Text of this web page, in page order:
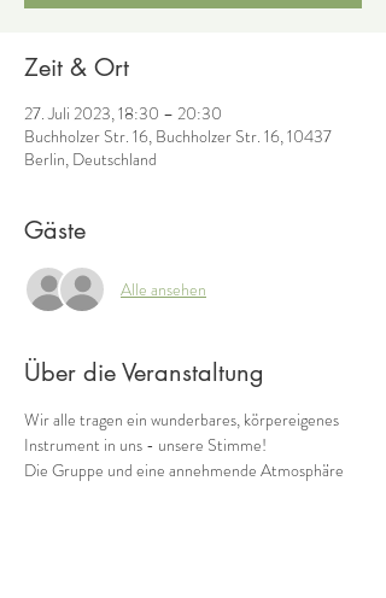
Zeit & Ort
27. Juli 2023, 18:30 – 20:30
Buchholzer Str. 16, Buchholzer Str. 16, 10437
Berlin, Deutschland
Gäste
Alle ansehen
Über die Veranstaltung
Wir alle tragen ein wunderbares, körpereigenes
Instrument in uns - unsere Stimme!
Die Gruppe und eine annehmende Atmosphäre